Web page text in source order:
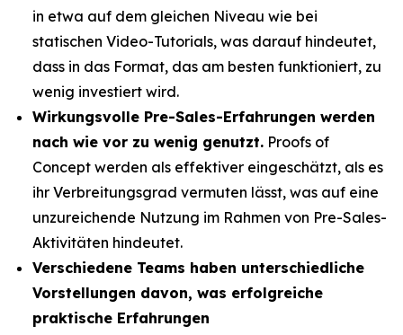
in etwa auf dem gleichen Niveau wie bei
statischen Video-Tutorials, was darauf hindeutet,
dass in das Format, das am besten funktioniert, zu
wenig investiert wird.
Wirkungsvolle Pre-Sales-Erfahrungen werden
nach wie vor zu wenig genutzt. Proofs of
Concept werden als effektiver eingeschätzt, als es
ihr Verbreitungsgrad vermuten lässt, was auf eine
unzureichende Nutzung im Rahmen von Pre-Sales-
Aktivitäten hindeutet.
Verschiedene Teams haben unterschiedliche
Vorstellungen davon, was erfolgreiche
praktische Erfahrungen